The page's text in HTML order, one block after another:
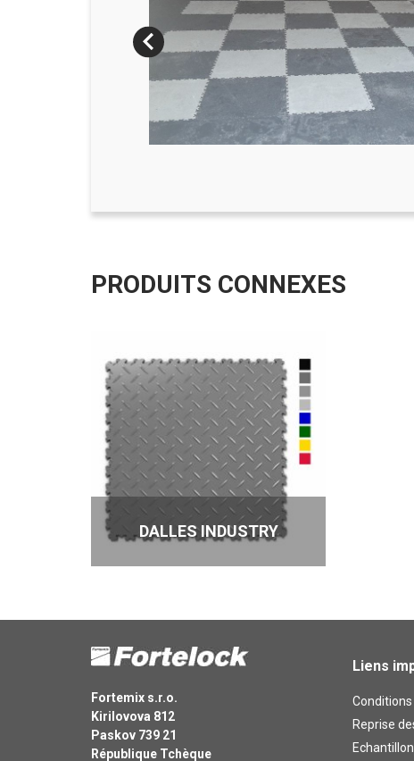
PRODUITS CONNEXES
DALLES INDUSTRY
Fortemix s.r.o.
Kirilovova 812
Paskov 739 21
République Tchèque
Liens
Reprise